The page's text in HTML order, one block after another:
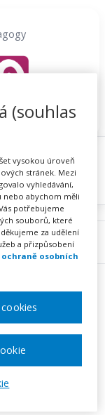
Registrace
Menu
(souhlas
vysokou úroveň
stránek. Mezi
vyhledávání,
nebo abychom měli
potřebujeme
souborů, které
za udělení
a přizpůsobení
osobních